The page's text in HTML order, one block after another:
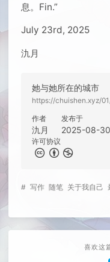
息。Fin.”
July 23rd, 2025
氿月
她与她所在的城市
https://chuishen.xyz/
作者
氿月
发布于
2025-08-30
许可协议
# 写作 随笔 关于我自己
喜欢这